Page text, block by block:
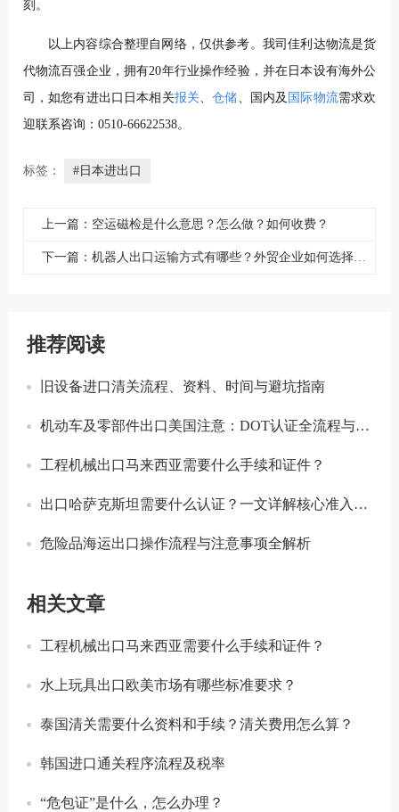
刻。
以上内容综合整理自网络，仅供参考。 我司佳利达物流是货
代物流百强企业，拥有20年行业操作经验，并在日本设有海外公
司，如您有进出口日本相关报关、仓储、国内及 国际物流需求欢
迎联系咨询：0510-66622538。
标签： #日本进出口
上一篇：空运磁检是什么意思？怎么做？如何收费？
下一篇：机器人出口运输方式有哪些？外贸企业如何选择？
推荐阅读
旧设备进口清关流程、资料、时间与避坑指南
机动车及零部件出口美国注意：DOT认证全流程与合规要点详解
工程机械出口马来西亚需要什么手续和证件？
出口哈萨克斯坦需要什么认证？一文详解核心准入要求
危险品海运出口操作流程与注意事项全解析
相关文章
工程机械出口马来西亚需要什么手续和证件？
水上玩具出口欧美市场有哪些标准要求？
泰国清关需要什么资料和手续？清关费用怎么算？
韩国进口通关程序流程及税率
“危包证”是什么，怎么办理？